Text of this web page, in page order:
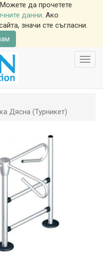
да прочетете
данни. Ако
значи сте съгласни.
Дясна (Турникет)